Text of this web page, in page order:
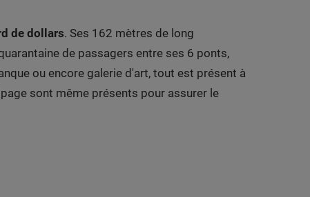
de dollars. Ses 162 mètres de long
de passagers entre ses 6 ponts,
ou encore galerie d'art, tout est présent à
sont même présents pour assurer le